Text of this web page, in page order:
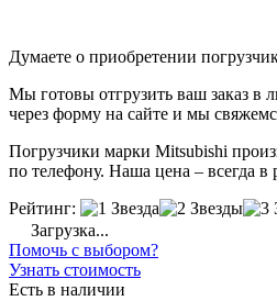
Думаете о приобретении
Мы готовы отгрузить ваш заказ в
через форму на сайте и мы
Погрузчики марки Mitsubishi
по телефону. Наша цена – всегда
Рейтинг:
Загрузка...
Помочь с выбором?
Узнать стоимость
Есть в наличии